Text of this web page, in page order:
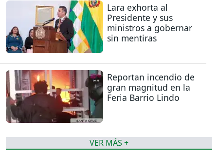
Lara exhorta al
Presidente y sus
ministros a gobernar
sin mentiras
Reportan incendio de
gran magnitud en la
Feria Barrio Lindo
VER MÁS +